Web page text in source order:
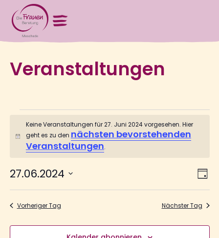
Veranstaltungen
Hinweis
Keine Veranstaltungen für 27. Juni 2024 vorgesehen. Hier
geht es zu den nächsten bevorstehenden
Veranstaltungen.
Tag
27.06.2024
wählen.
Vorheriger Tag Nächster Tag